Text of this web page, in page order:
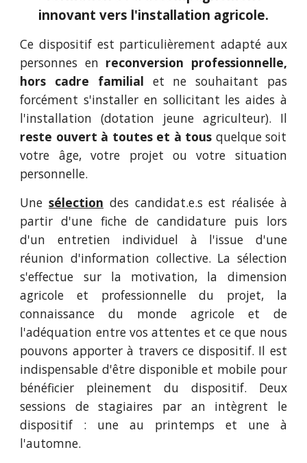
innovant vers l'installation agricole.
Ce dispositif est particulièrement adapté aux
personnes en reconversion professionnelle,
hors cadre familial et ne souhaitant pas
forcément s'installer en sollicitant les aides à
l'installation (dotation jeune agriculteur). Il
reste ouvert à toutes et à tous quelque soit
votre âge, votre projet ou votre situation
personnelle.
Unesélection des candidat.e.s est réalisée à
partir d'une fiche de candidature puis lors
d'un entretien individuel à l'issue d'une
réunion d'information collective. La sélection
s'effectue sur la motivation, la dimension
agricole et professionnelle du projet, la
connaissance du monde agricole et de
l'adéquation entre vos attentes et ce que nous
pouvons apporter à travers ce dispositif. Il est
indispensable d'être disponible et mobile pour
bénéficier pleinement du dispositif. Deux
sessions de stagiaires par an intègrent le
dispositif : une au printemps et une à
l'automne.